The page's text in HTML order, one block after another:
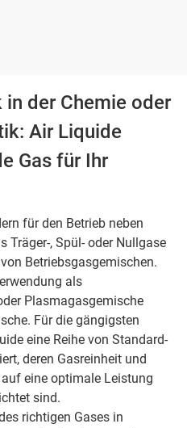
der Chemie oder
Air Liquide
Gas für Ihr
für den Betrieb neben
Träger-, Spül- oder Nullgase
Betriebsgasgemischen.
als
Plasmagasgemische
Für die gängigsten
eine Reihe von Standard-
deren Gasreinheit und
eine optimale Leistung
sind.
richtigen Gases in